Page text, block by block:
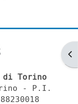
Torino
- P.I.